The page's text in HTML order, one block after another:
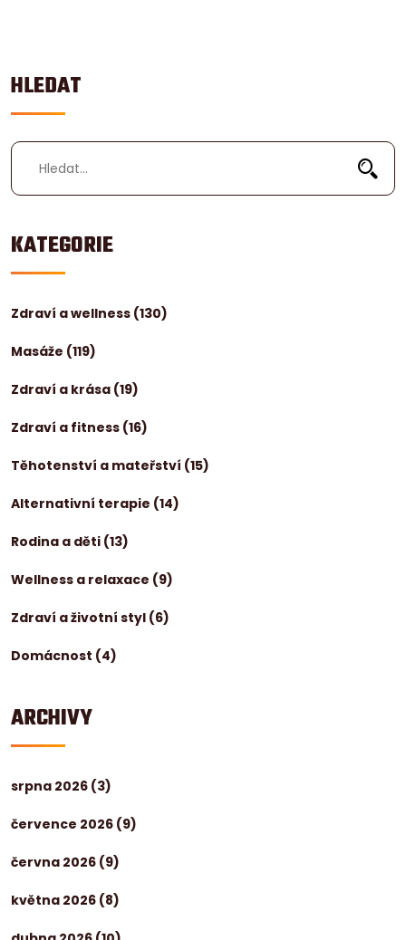
HLEDAT
KATEGORIE
Zdraví a wellness (130)
Masáže (119)
Zdraví a krása (19)
Zdraví a fitness (16)
Těhotenství a mateřství (15)
Alternativní terapie (14)
Rodina a děti (13)
Wellness a relaxace (9)
Zdraví a životní styl (6)
Domácnost (4)
ARCHIVY
srpna 2026 (3)
července 2026 (9)
června 2026 (9)
května 2026 (8)